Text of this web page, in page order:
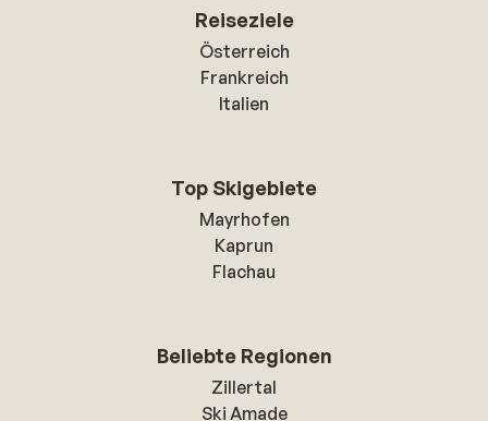
Reiseziele
Österreich
Frankreich
Italien
Top Skigebiete
Mayrhofen
Kaprun
Flachau
Beliebte Regionen
Zillertal
Ski Amade